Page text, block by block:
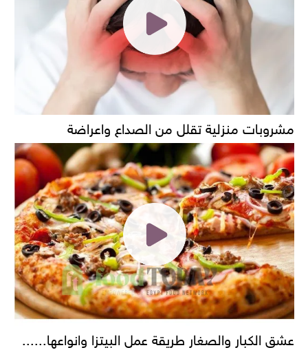
مشروبات منزلية تقلل من الصداع واعراضة
عشق الكبار والصغار طريقة عمل البيتزا وانواعها......